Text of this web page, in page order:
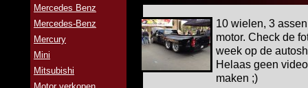
Mercedes Benz
Mercedes-Benz
Mercury
Mini
Mitsubishi
10 wielen, 3
motor. Check de
week op de
Helaas geen
maken ;)